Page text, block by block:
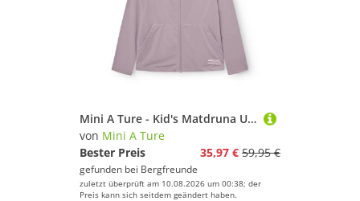
Mini A Ture - Kid's Matdruna UV Skin Hoodie - Sweat- & Trainingsjacke Gr 164 - 14 Years lila
von Mini A Ture
Bester Preis
35,97 € 59,95 €
gefunden bei Bergfreunde
zuletzt überprüft am 10.08.2026 um 00:38; der
Preis kann sich seitdem geändert haben.